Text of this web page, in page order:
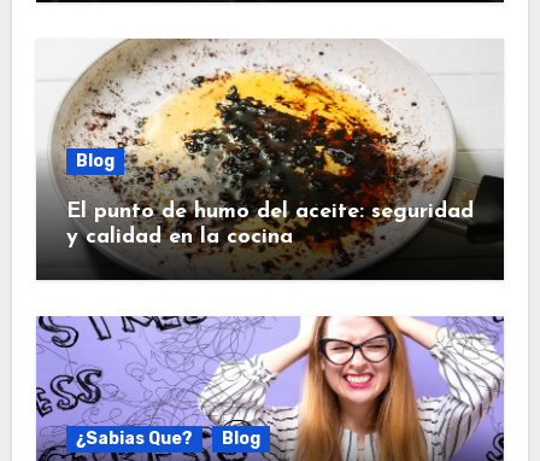
Blog
El punto de humo del aceite: seguridad
y calidad en la cocina
¿Sabias Que? Blog